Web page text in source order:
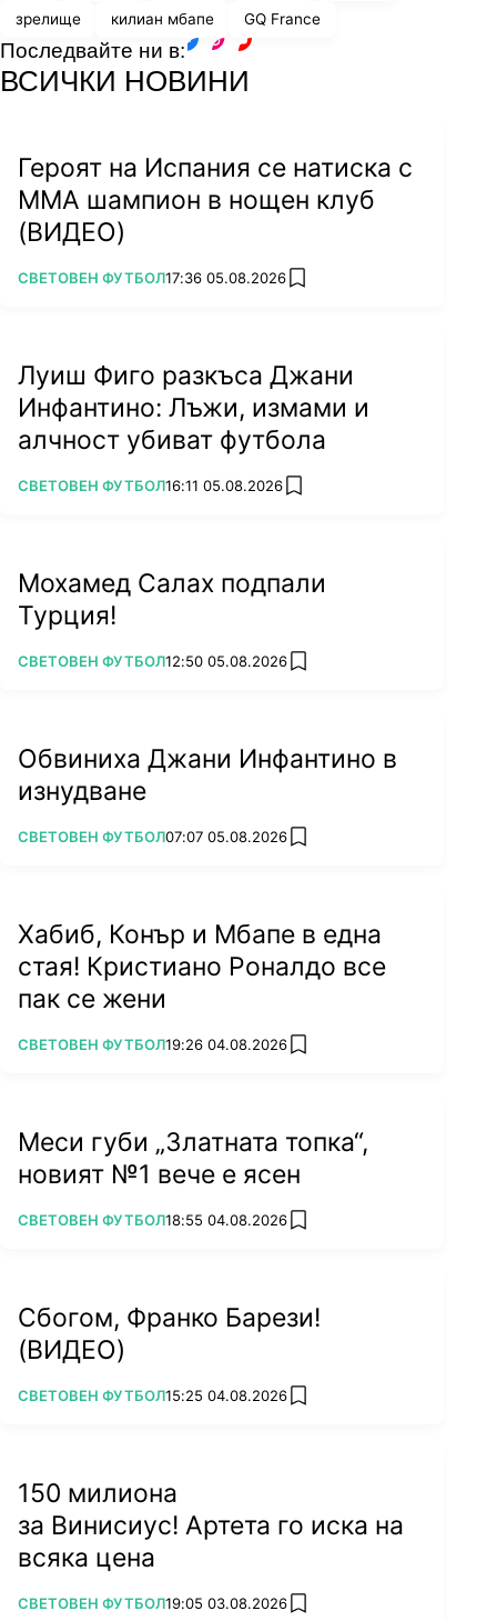
столица: "Достигнал съм един етап от живота
и кариерата си, в който вече не искам да
насилвам нещата. Ако ми позволят да играя
Снимка: Reuters
спортист олимпиадата е нещо специално.
Исках да участвам и в Токио, защото желая
да спечеля всичко и да запиша името си в
историята на френския отбор."
Снимка: Reuters
"Чуват се редовно": Реал Мадрид
позлатява Холанд и Осимен
зрелище килиан мбапе GQ France
Последвайте ни в:
ВСИЧКИ НОВИНИ
Героят на Испания се натиска с
ММА шампион в нощен клуб
(ВИДЕО)
ПОВЕЧЕ ОТ
СВЕТОВЕН ФУТБОЛ17:36 05.08.2026 add favorites
Луиш Фиго разкъса Джани
Инфантино: Лъжи, измами и
алчност убиват футбола
ПОВЕЧЕ ОТ
СВЕТОВЕН ФУТБОЛ16:11 05.08.2026 add favorites
Мохамед Салах подпали
Турция!
ПОВЕЧЕ ОТ
СВЕТОВЕН ФУТБОЛ12:50 05.08.2026 add favorites
Обвиниха Джани Инфантино в
изнудване
ПОВЕЧЕ ОТ
СВЕТОВЕН ФУТБОЛ07:07 05.08.2026 add favorites
Хабиб, Конър и Мбапе в една
стая! Кристиано Роналдо все
пак се жени
ПОВЕЧЕ ОТ
СВЕТОВЕН ФУТБОЛ19:26 04.08.2026 add favorites
Меси губи „Златната топка“,
новият №1 вече е ясен
ПОВЕЧЕ ОТ
СВЕТОВЕН ФУТБОЛ18:55 04.08.2026 add favorites
Сбогом, Франко Барези!
(ВИДЕО)
ПОВЕЧЕ ОТ
СВЕТОВЕН ФУТБОЛ15:25 04.08.2026 add favorites
150 милиона
за Винисиус! Артета го иска на
всяка цена
ПОВЕЧЕ ОТ
СВЕТОВЕН ФУТБОЛ19:05 03.08.2026 add favorites